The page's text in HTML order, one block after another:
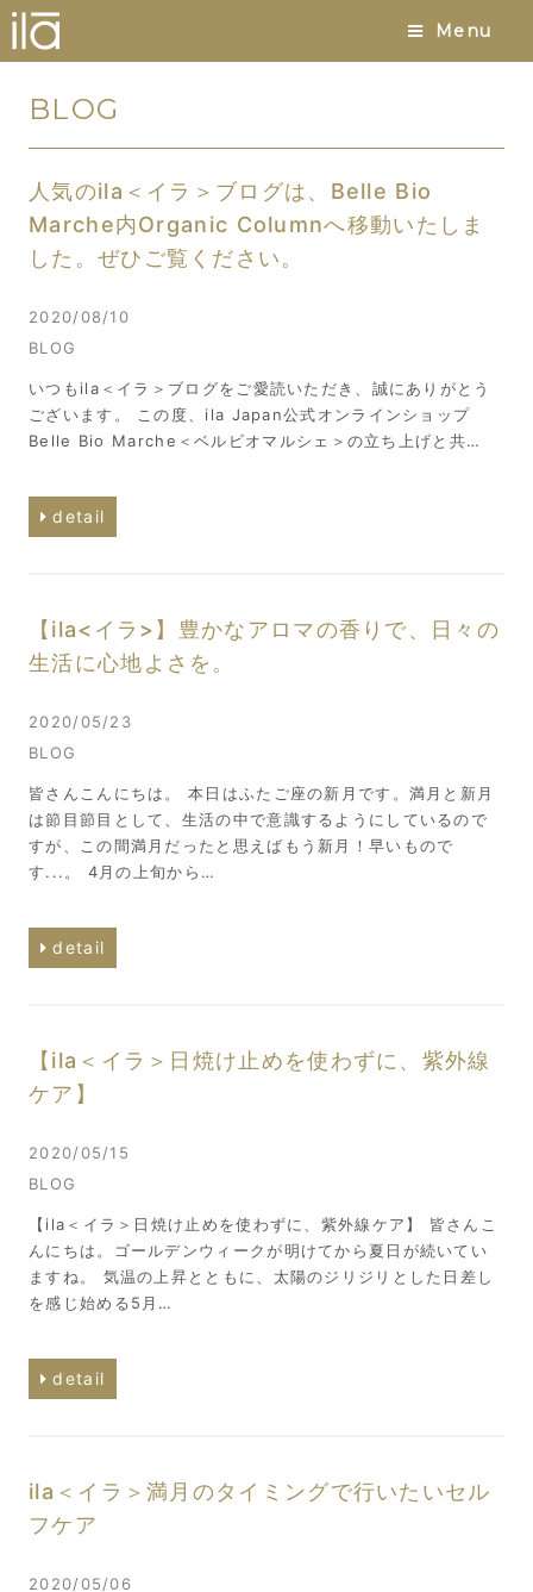
Menu
BLOG
人気のila＜イラ＞ブログは、Belle Bio
Marche内Organic Columnへ移動いたしま
した。ぜひご覧ください。
2020/08/10
BLOG
いつもila＜イラ＞ブログをご愛読いただき、誠にありがとう
ございます。 この度、ila Japan公式オンラインショップ
Belle Bio Marche＜ベルビオマルシェ＞の立ち上げと共…
detail
【ila<イラ>】豊かなアロマの香りで、日々の
生活に心地よさを。
2020/05/23
BLOG
皆さんこんにちは。 本日はふたご座の新月です。満月と新月
は節目節目として、生活の中で意識するようにしているので
すが、この間満月だったと思えばもう新月！早いもので
す...。 4月の上旬から…
detail
【ila＜イラ＞日焼け止めを使わずに、紫外線
ケア】
2020/05/15
BLOG
【ila＜イラ＞日焼け止めを使わずに、紫外線ケア】 皆さんこ
んにちは。ゴールデンウィークが明けてから夏日が続いてい
ますね。 気温の上昇とともに、太陽のジリジリとした日差し
を感じ始める5月…
detail
ila＜イラ＞満月のタイミングで行いたいセル
フケア
2020/05/06